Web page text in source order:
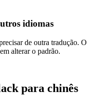
idiomas
de outra tradução. O
alterar o padrão.
para chinês